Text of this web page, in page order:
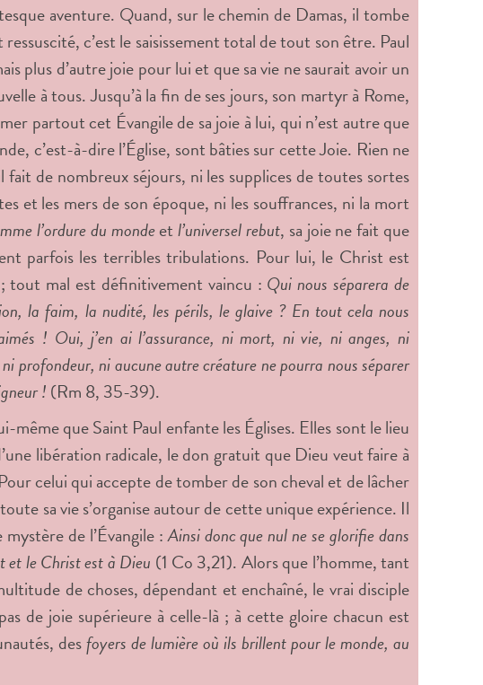
aventure. Quand, sur le chemin de Damas, il tombe
c’est le saisissement total de tout son être. Paul
plus d’autre joie pour lui et que sa vie ne saurait avoir un
à tous. Jusqu’à la fin de ses jours, son martyr à Rome,
partout cet Évangile de sa joie à lui, qui n’est autre que
c’est-à-dire l’Église, sont bâties sur cette Joie. Rien ne
de nombreux séjours, ni les supplices de toutes sortes
et les mers de son époque, ni les souffrances, ni la mort
l’ordure du mondeetl’universel rebut, sa joie ne fait que
parfois les terribles tribulations. Pour lui, le Christ est
tout mal est définitivement vaincu : Qui nous séparera de
la faim, la nudité, les périls, le glaive ? En tout cela nous
! Oui, j’en ai l’assurance, ni mort, ni vie, ni anges, ni
profondeur, ni aucune autre créature ne pourra nous séparer
!(Rm 8, 35-39).
que Saint Paul enfante les Églises. Elles sont le lieu
libération radicale, le don gratuit que Dieu veut faire à
celui qui accepte de tomber de son cheval et de lâcher
sa vie s’organise autour de cette unique expérience. Il
de l’Évangile :Ainsi donc que nul ne se glorifie dans
et le Christ est à Dieu (1 Co 3,21). Alors que l’homme, tant
de choses, dépendant et enchaîné, le vrai disciple
de joie supérieure à celle-là ; à cette gloire chacun est
desfoyers de lumière où ils brillent pour le monde, au